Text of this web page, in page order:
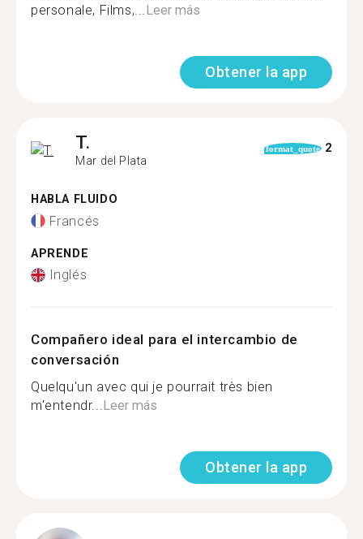
personale, Films,...Leer más
Obtener la app
T.
Mar del Plata
format_quote 2
HABLA FLUIDO
Francés
APRENDE
Inglés
Compañero ideal para el intercambio de
conversación
Quelqu'un avec qui je pourrait très bien
m'entendr...Leer más
Obtener la app